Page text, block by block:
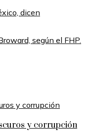
dicen
según el FHP.
y corrupción